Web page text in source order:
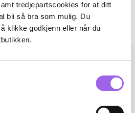
tredjepartscookies for at ditt
bli så bra som mulig. Du
klikke godkjenn eller når du